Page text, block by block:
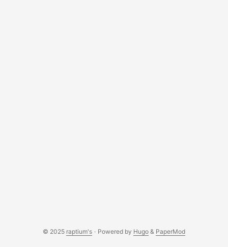
© 2025 raptium's · Powered by Hugo & PaperMod